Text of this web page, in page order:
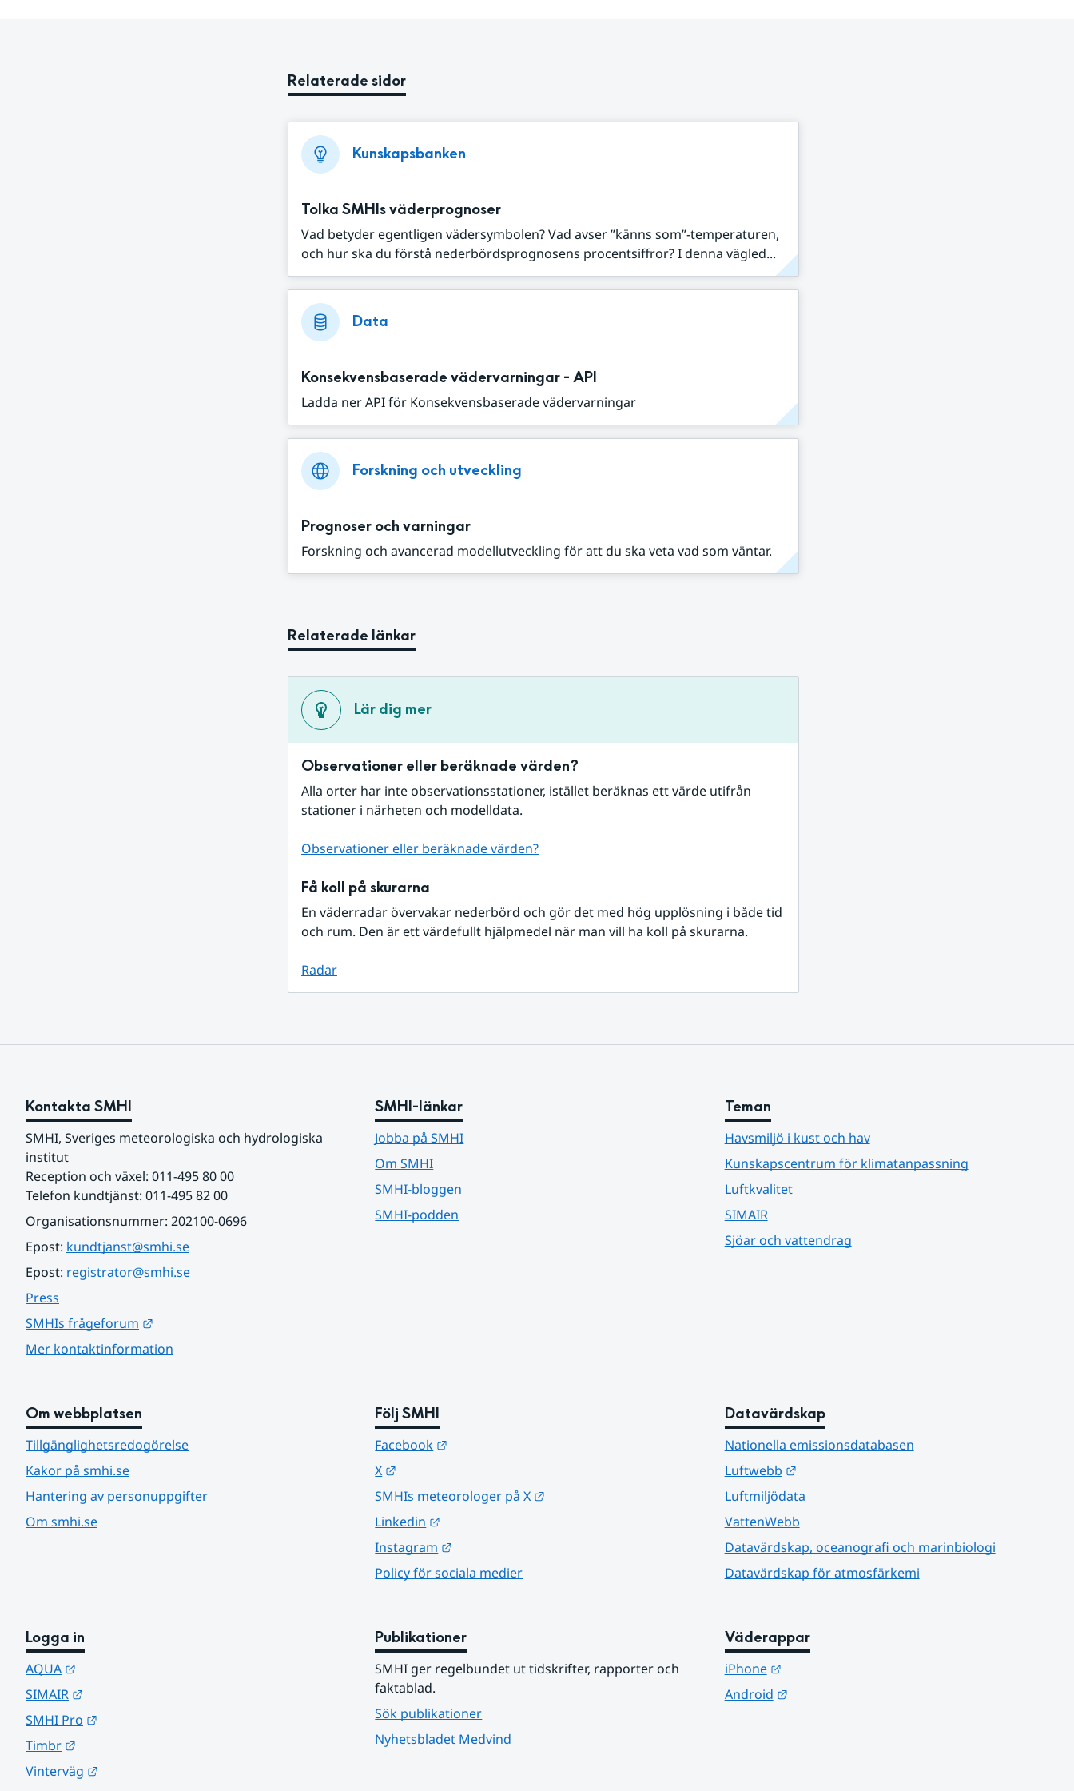
Relaterade sidor
Kunskapsbanken
Tolka SMHIs väderprognoser
Vad betyder egentligen vädersymbolen? Vad avser ”känns som”-temperaturen,
och hur ska du förstå nederbördsprognosens procentsiffror? I denna vägled...
Data
Konsekvensbaserade vädervarningar - API
Ladda ner API för Konsekvensbaserade vädervarningar
Forskning och utveckling
Prognoser och varningar
Forskning och avancerad modellutveckling för att du ska veta vad som väntar.
Relaterade länkar
Lär dig mer
Observationer eller beräknade värden?
Alla orter har inte observationsstationer, istället beräknas ett värde utifrån
stationer i närheten och modelldata.
Observationer eller beräknade värden?
Få koll på skurarna
En väderradar övervakar nederbörd och gör det med hög upplösning i både tid
och rum. Den är ett värdefullt hjälpmedel när man vill ha koll på skurarna.
Radar
Kontakta SMHI
SMHI, Sveriges meteorologiska och hydrologiska
institut
Reception och växel: 011-495 80 00
Telefon kundtjänst: 011-495 82 00
Organisationsnummer: 202100-0696
Epost: kundtjanst@smhi.se
Epost: registrator@smhi.se
Press
SMHIs frågeforum
Mer kontaktinformation
SMHI-länkar
Jobba på SMHI
Om SMHI
SMHI-bloggen
SMHI-podden
Teman
Havsmiljö i kust och hav
Kunskapscentrum för klimatanpassning
Luftkvalitet
SIMAIR
Sjöar och vattendrag
Om webbplatsen
Tillgänglighetsredogörelse
Kakor på smhi.se
Hantering av personuppgifter
Om smhi.se
Följ SMHI
Facebook
X
SMHIs meteorologer på X
Linkedin
Instagram
Policy för sociala medier
Datavärdskap
Nationella emissionsdatabasen
Luftwebb
Länk till annan webbplats.
Luftmiljödata
VattenWebb
Datavärdskap, oceanografi och marinbiologi
Datavärdskap för atmosfärkemi
Logga in
AQUA
SIMAIR
SMHI Pro
Timbr
Vinterväg
Publikationer
SMHI ger regelbundet ut tidskrifter, rapporter och
faktablad.
Sök publikationer
Nyhetsbladet Medvind
Väderappar
iPhone
Länk till annan webbplats.
Android
Länk till annan webbplats.